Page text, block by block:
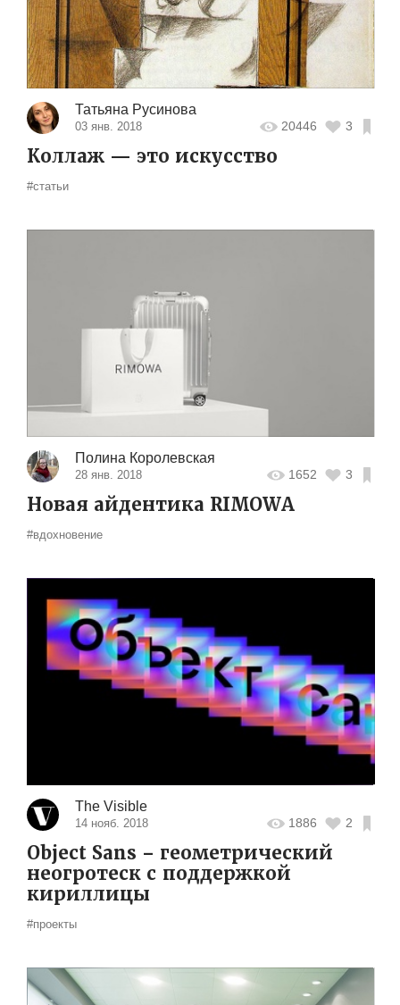
Татьяна Русинова
03 янв. 2018 20446 3
Коллаж — это искусство
#статьи
Полина Королевская
28 янв. 2018 1652 3
Новая айдентика RIMOWA
#вдохновение
The Visible
14 нояб. 2018 1886 2
Object Sans – геометрический
неогротеск с поддержкой
кириллицы
#проекты